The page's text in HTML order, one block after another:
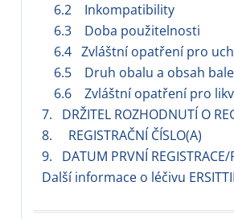
6.2 Inkompatibility
6.3 Doba použitelnosti
6.4 Zvláštní opatření pro
6.5 Druh obalu a obsah
6.6 Zvláštní opatření pro
7. DRŽITEL ROZHODNUTÍ O
8. REGISTRAČNÍ ČÍSLO(A)
9. DATUM PRVNÍ REGISTRACE/
Další informace o léčivu